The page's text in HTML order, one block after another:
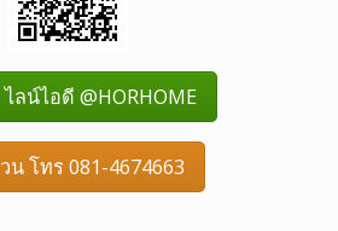
ลน์ไอดี @HORHOME
น โทร 081-4674663